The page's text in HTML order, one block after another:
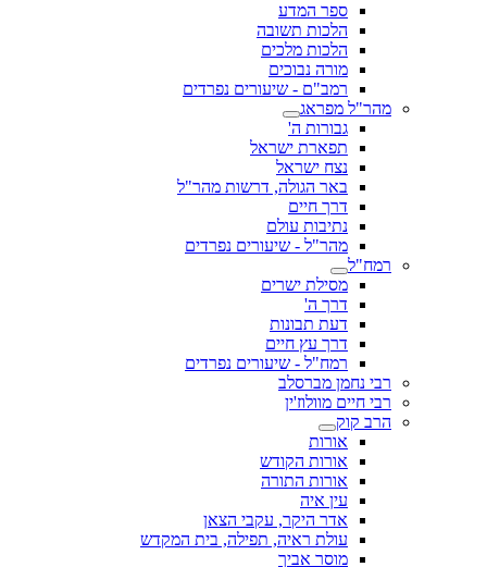
ספר המדע
הלכות תשובה
הלכות מלכים
מורה נבוכים
רמב"ם - שיעורים נפרדים
מהר"ל מפראג
גבורות ה'
תפארת ישראל
נצח ישראל
באר הגולה, דרשות מהר"ל
דרך חיים
נתיבות עולם
מהר"ל - שיעורים נפרדים
רמח"ל
מסילת ישרים
דרך ה'
דעת תבונות
דרך עץ חיים
רמח"ל - שיעורים נפרדים
רבי נחמן מברסלב
רבי חיים מוולוז'ין
הרב קוק
אורות
אורות הקודש
אורות התורה
עין איה
אדר היקר, עקבי הצאן
עולת ראיה, תפילה, בית המקדש
מוסר אביך